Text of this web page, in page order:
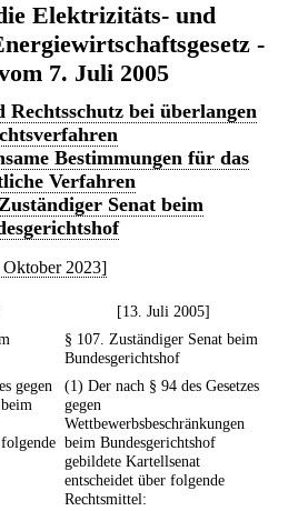
Elektrizitäts- und
-
7. Juli 2005
bei überlangen
Bestimmungen für das
Verfahren
Senat beim
Oktober 2023]
[13. Juli 2005]
§ 107. Zuständiger Senat beim
Bundesgerichtshof
gegen
(1) Der nach § 94 des Gesetzes
gegen
Wettbewerbsbeschränkungen
beim Bundesgerichtshof
gebildete Kartellsenat
entscheidet über folgende
Rechtsmittel: